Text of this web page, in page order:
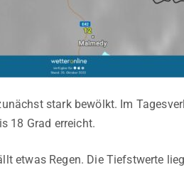
stark bewölkt. Im
18 Grad erreicht.
etwas Regen. Die Tiefstwerte